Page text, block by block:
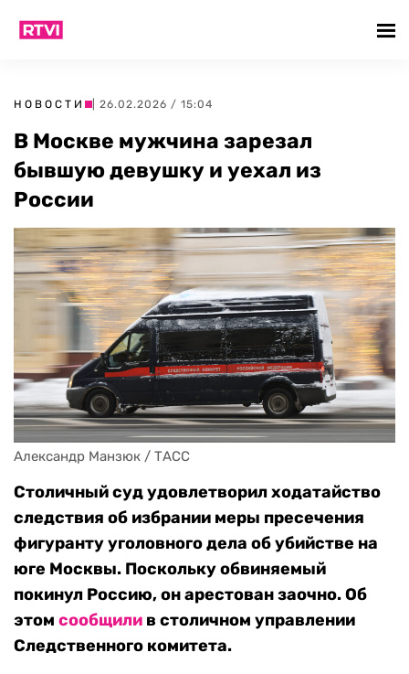
НОВОСТИ | 26.02.2026 / 15:04
В Москве мужчина зарезал
бывшую девушку и уехал из
России
Александр Манзюк / ТАСС
Столичный суд удовлетворил ходатайство
следствия об избрании меры пресечения
фигуранту уголовного дела об убийстве на
юге Москвы. Поскольку обвиняемый
покинул Россию, он арестован заочно. Об
этом сообщили в столичном управлении
Следственного комитета.